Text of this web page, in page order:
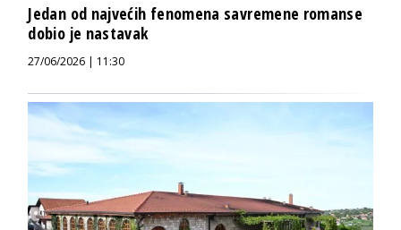
Jedan od najvećih fenomena savremene romanse
dobio je nastavak
27/06/2026 | 11:30